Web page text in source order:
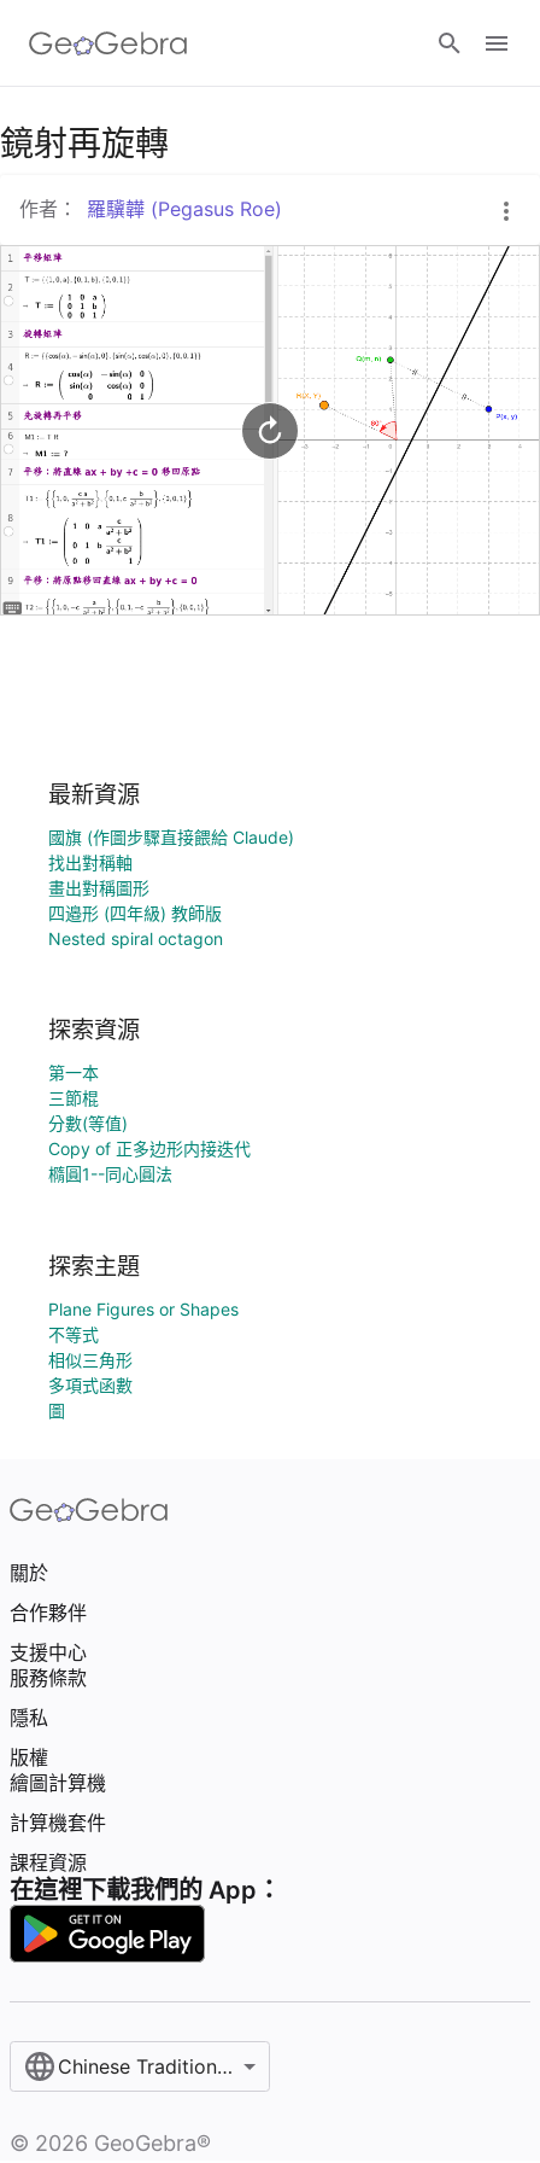
Google Classroom
GeoGebra Classroom
鏡射再旋轉
作者： 羅驥韡 (Pegasus Roe)
最新資源
國旗 (作圖步驟直接餵給 Claude)
找出對稱軸
畫出對稱圖形
四邉形 (四年級) 教師版
Nested spiral octagon
探索資源
第一本
三節棍
分數(等值)
Copy of 正多边形内接迭代
橢圓1--同心圓法
探索主題
Plane Figures or Shapes
不等式
相似三角形
多項式函數
圖
關於
合作夥伴
支援中心
服務條款
隱私
版權
繪圖計算機
計算機套件
課程資源
在這裡下載我們的 App：
Chinese Traditional / 繁體中文
© 2026 GeoGebra®